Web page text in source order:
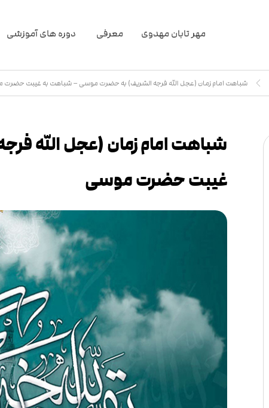
مهر تابان مهدوی معرفی دوره های آموزشی
شباهت امام زمان (عجل الله فرجه الشریف) به حضرت موسی – شباهت به غیبت
شباهت امام زمان (عجل الله
غیبت حضرت موسی